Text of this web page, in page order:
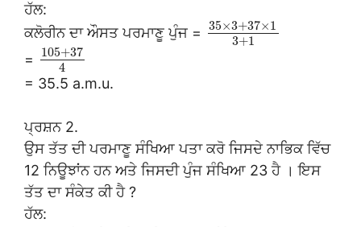
ਹੱਲ:
ਕਲੋਰੀਨ ਦਾ ਔਸਤ ਪਰਮਾਣੂ ਪੁੰਜ =
35×3+37×1
3+1
= 105+37
4
= 35.5 a.m.u.
ਪ੍ਰਸ਼ਨ 2.
ਉਸ ਤੱਤ ਦੀ ਪਰਮਾਣੂ ਸੰਖਿਆ ਪਤਾ ਕਰੋ ਜਿਸਦੇ ਨਾਭਿਕ ਵਿੱਚ
12 ਨਿਊਝਾਂਨ ਹਨ ਅਤੇ ਜਿਸਦੀ ਪੁੰਜ ਸੰਖਿਆ 23 ਹੈ । ਇਸ
ਤੱਤ ਦਾ ਸੰਕੇਤ ਕੀ ਹੈ ?
ਹੱਲ: